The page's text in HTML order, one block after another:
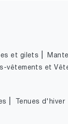
et gilets
vêtements et
Tenues d'hiver